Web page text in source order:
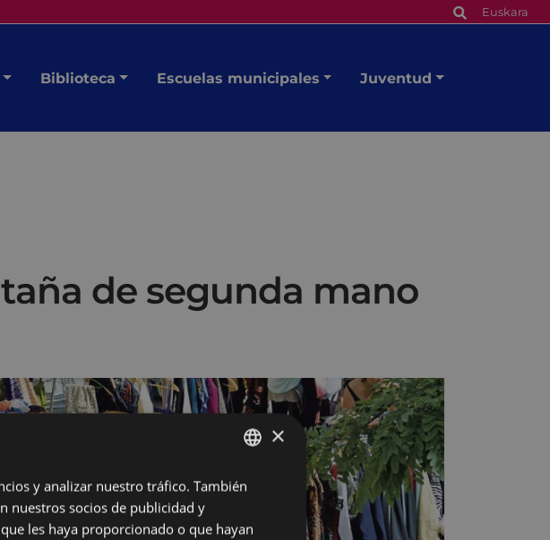
Euskara
Biblioteca Escuelas municipales Juventud
de segunda mano
BASQUE
×
y analizar nuestro tráfico. También
nuestros socios de publicidad y
les haya proporcionado o que hayan